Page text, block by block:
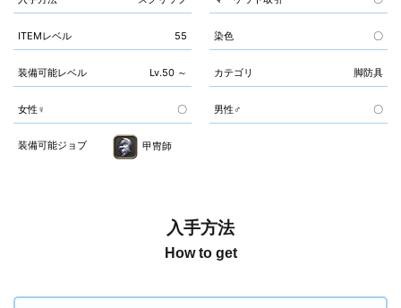
ITEMレベル 55 染色 〇
装備可能レベル Lv.50 ～ カテゴリ 脚防具
女性♀ 〇 男性♂ 〇
装備可能ジョブ 甲冑師
入手方法
How to get